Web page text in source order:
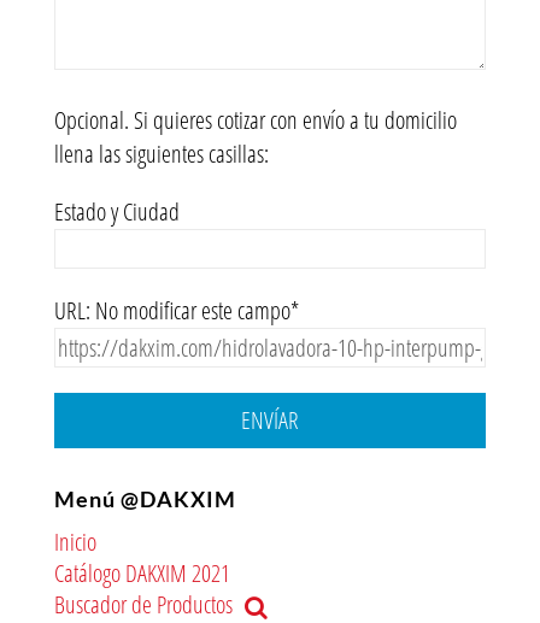
Opcional. Si quieres cotizar con envío a tu domicilio
llena las siguientes casillas:
Estado y Ciudad
URL: No modificar este campo*
ENVÍAR
Menú @DAKXIM
Inicio
Catálogo DAKXIM 2021
Buscador de Productos